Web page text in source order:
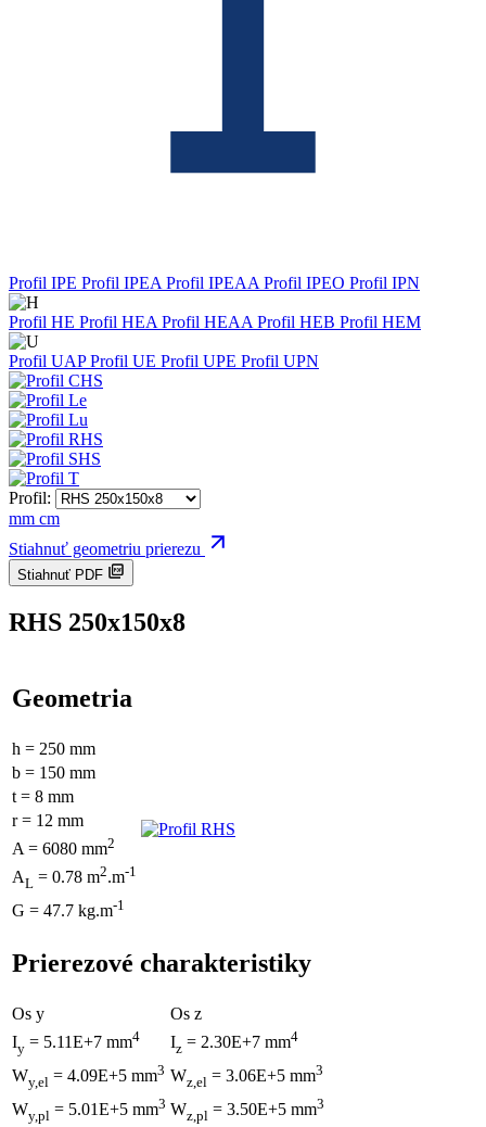
Profil IPE Profil IPEA Profil IPEAA Profil IPEO Profil IPN
Profil HE Profil HEA Profil HEAA Profil HEB Profil HEM
Profil UAPProfil UE Profil UPE Profil UPN
Profil:
mm cm
Stiahnuť geometriu prierezu
Stiahnuť PDF
RHS 250x150x8
Geometria
h = 250 mm
b = 150 mm
t = 8 mm
r = 12 mm
A = 6080 mm2
AL = 0.78 m2.m-1
G = 47.7 kg.m-1
Prierezové charakteristiky
Os y
Os z
Iy = 5.11E+7 mm4 Iz = 2.30E+7 mm4
Wy,el = 4.09E+5 mm3 Wz,el = 3.06E+5 mm3
Wy,pl = 5.01E+5 mm3 Wz,pl = 3.50E+5 mm3